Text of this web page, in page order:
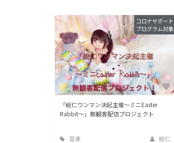
コロナサポート
プログラム対象
「絵仁ワンマン決起主催～ミニEaster
Rabbit～」無観客配信プロジェクト
音楽
絵仁